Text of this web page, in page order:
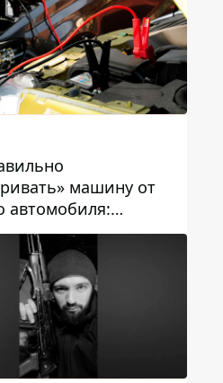
машину от
автомобиля:
для водителей